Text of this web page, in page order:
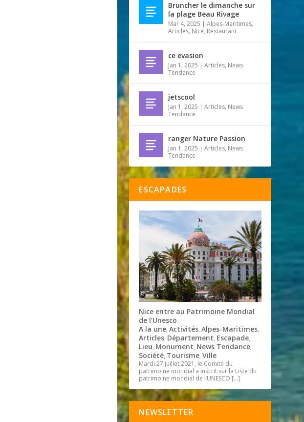
Bruncher le dimanche sur
la plage Beau Rivage
Mar 4, 2025 |Alpes-Maritimes,
Articles, Nice, Restaurant
ce evasion
Jan 1, 2025 |Articles, News
Tendance
jetscool
Jan 1, 2025 |Articles, News
Tendance
ranger Nature Passion
Jan 1, 2025 |Articles, News
Tendance
ESCAPADES
Nice entre au Patrimoine Mondial
de l’Unesco
A la une,Activités,Alpes-Maritimes,
Articles, Département, Escapade,
Lieu, Monument, News Tendance,
Société, Tourisme,Ville
Mardi 27 juillet 2021, le Comité du
patrimoine mondial a inscrit sur la Liste du
patrimoine mondial de l’UNESCO […]
NEWSLETTER